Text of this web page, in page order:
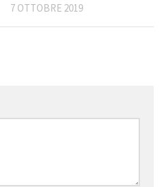
7 OTTOBRE 2019